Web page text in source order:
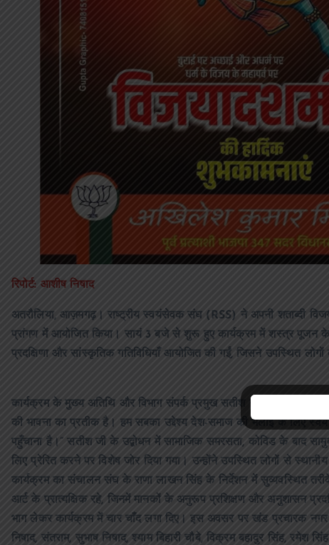
रिपोर्ट: आशीष निषाद
अतरौलिया, आज़मगढ़। राष्ट्रीय स्वयंसेवक संघ (RSS) ने अपनी शताब्दी
प्रांगण में आयोजित किया। सायं 3 बजे से शुरू हुए कार्यक्रम में शस्त्र पूजन के
प्रदक्षिणा और सांस्कृतिक गतिविधियाँ आयोजित की गईं, जिसने उपस्थित लोगों
कार्यक्रम के मुख्य अतिथि और विभाग संपर्क प्रमुख सतीश जी ने लोगो को
की भावना का प्रतीक है। हम सबका उद्देश्य देश-समाज की भलाई के लिए
पहुँचाना है।” सतीश जी के उद्बोधन में सामाजिक समरसता, कोविड के बाद
लिए प्रेरित करने पर विशेष जोर दिया गया। उन्होंने उपस्थित लोगों से
कार्यक्रम का संचालन संघ के राणा लाखन सिंह के निर्देशन में सुव्यवस्थित
आर्ट के प्रात्यक्षिक रहे, जिनमें मानकों के अनुरूप प्रशिक्षण और अनुशासन
भाग लेकर कार्यक्रम में चार चाँद लगा दिए। इस अवसर पर खंड प्रचारक नगर
निषाद, संतराम, सुभाष निषाद, श्याम बिहारी चौबे, विक्रम बहादुर सिंह, रमेश